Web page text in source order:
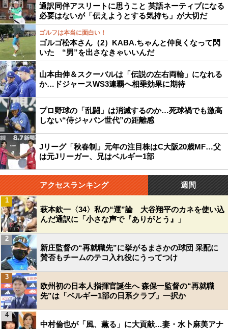
通訳同伴アスリートに思うこと 英語ネーティブになる
必要はないが「伝えようとする気持ち」が大切だ
ゴルフは本当に面白い！
ゴルゴ松本さん（2）KABA.ちゃんと仲良くなって閃
いた “男”を出さなきゃいいんだ
山本由伸＆スクーバルは「伝説の左右両輪」になれる
か…ドジャースWS3連覇へ相乗効果に期待
プロ野球の「乱闘」は消滅するのか…死球禍でも激高
しない“侍ジャパン世代”の距離感
Jリーグ「秋春制」元年の注目株はC大阪20歳MF…父
は元Jリーガー、兄はベルギー1部
アクセスランキング 週間
萩本欽一〈34〉私の“運”論 大谷翔平のカネを使い込
んだ通訳に「小さな声で『ありがとう』」
1
新庄監督の“再就職先”に挙がるまさかの球団 采配に
賛否もチームのテコ入れ役にうってつけ
2
欧州初の日本人指揮官誕生へ 森保一監督の“再就職
先”は「ベルギー1部の日系クラブ」一択か
3
中村倫也が「風、薫る」に大貢献…妻・水卜麻美アナ
4